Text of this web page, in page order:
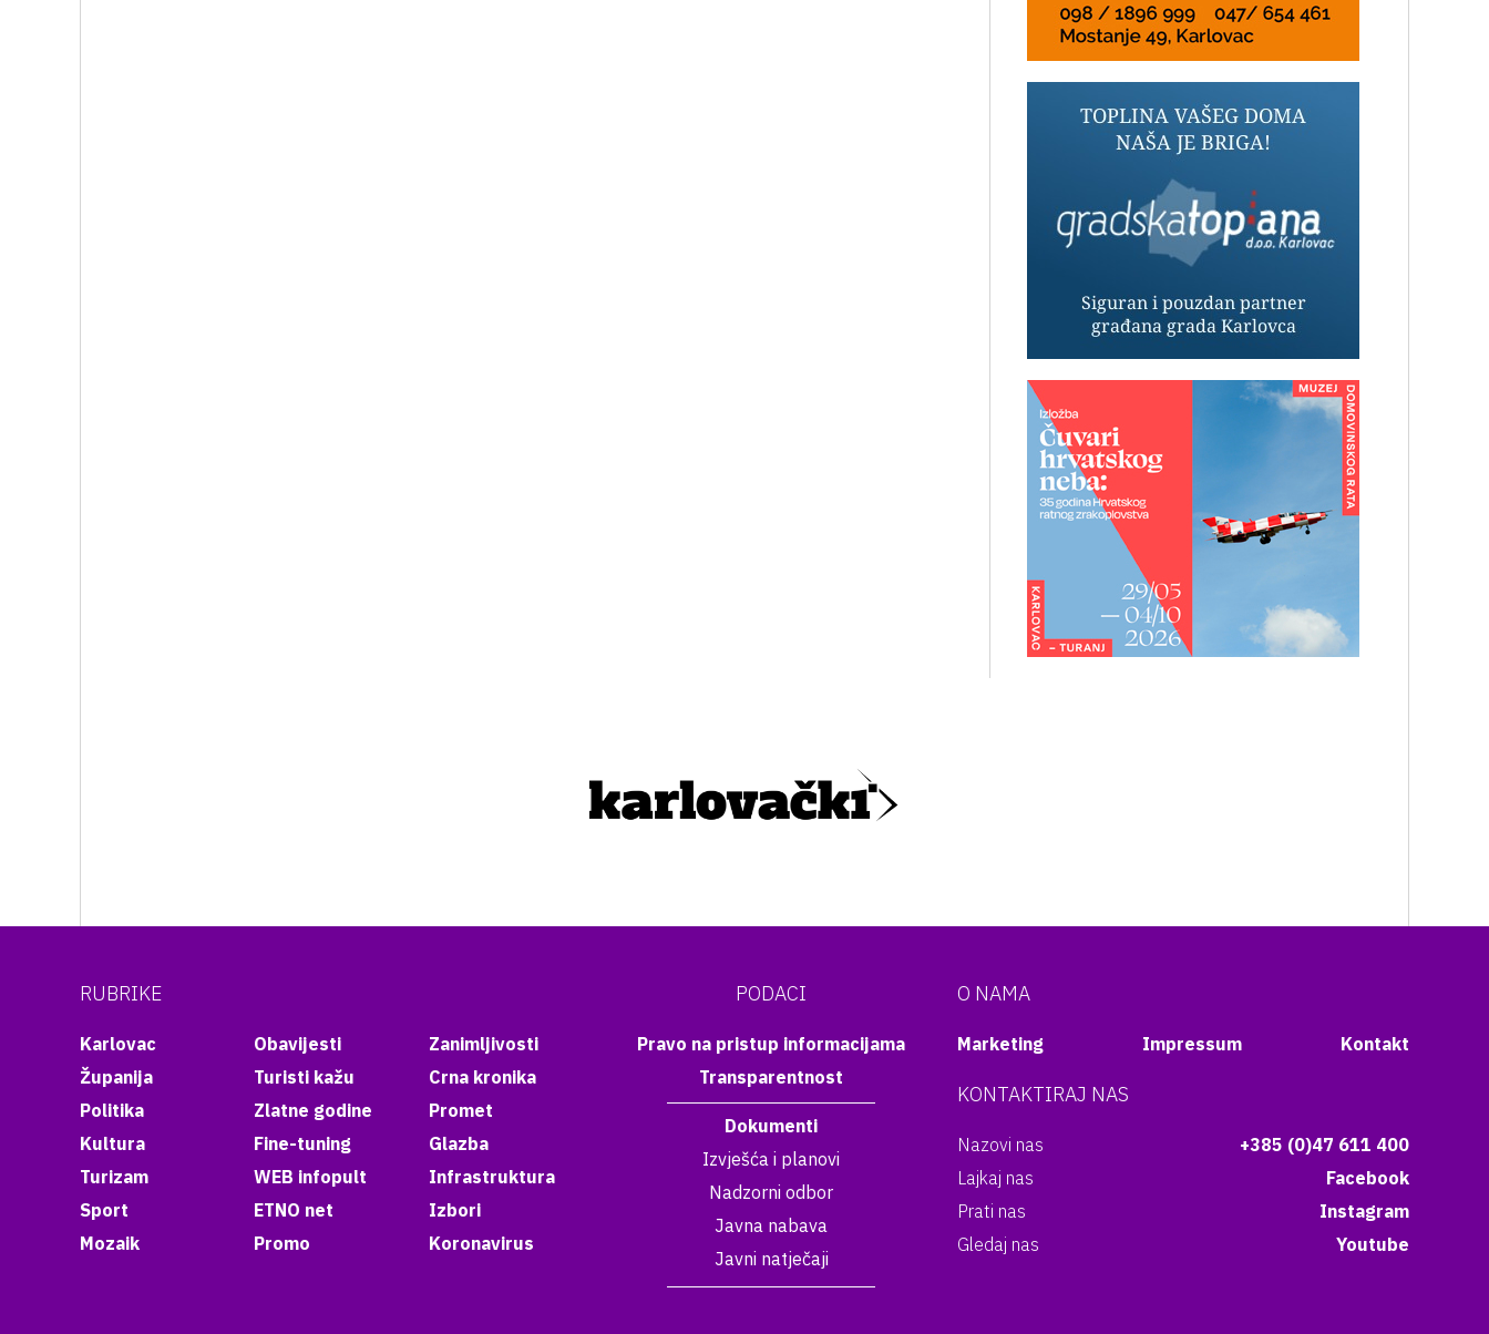
RUBRIKE
Karlovac
Županija
Politika
Kultura
Turizam
Sport
Mozaik
Obavijesti
Turisti kažu
Zlatne godine
Fine-tuning
WEB infopult
ETNO net
Promo
Zanimljivosti
Crna kronika
Promet
Glazba
Infrastruktura
Izbori
Koronavirus
PODACI
Pravo na pristup informacijama
Transparentnost
Dokumenti
Izvješća i planovi
Nadzorni odbor
Javna nabava
Javni natječaji
O NAMA
Marketing Impressum Kontakt
KONTAKTIRAJ NAS
Nazovi nas
+385 (0)47 611 400
Lajkaj nas
Facebook
Prati nas
Instagram
Gledaj nas
Youtube